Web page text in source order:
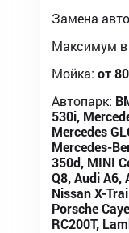
Замена
Максимум в
Мойка: от
Автопарк:
530i,
Mercedes
Mercedes-
350d, MINI
Q8, Audi A6,
Nissan X-
Porsche
RC200T,